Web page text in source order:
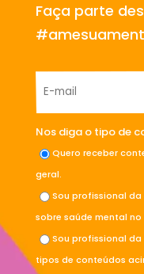
Faça parte
Nos diga o tipo de
Quero receber
geral.
Sou profissional
sobre saúde mental
Sou profissional
tipos de conteúdos